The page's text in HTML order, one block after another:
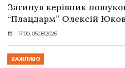
Загинув керівник
“Плацдарм” Олексій Юков
17:00, 05.08.2026
ВАЖЛИВО